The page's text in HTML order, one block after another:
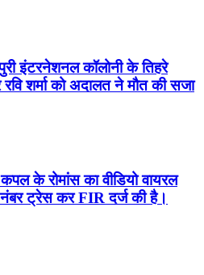
इंटरनेशनल कॉलोनी के तिहरे
रवि शर्मा को अदालत ने मौत की सजा
के रोमांस का वीडियो वायरल
नंबर ट्रेस कर FIR दर्ज की है।